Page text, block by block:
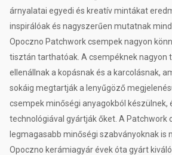
árnyalatai egyedi és kreatív mintákat
inspirálóak és nagyszerűen mutatnak
Opoczno Patchwork csempek nagyon
tisztán tarthatóak. A csempéknek nagyon
ellenállnak a kopásnak és a karcolásnak,
sokáig megtartják a lenyűgöző
csempek minőségi anyagokból készülnek,
technológiával gyártják őket. A Patchwork
legmagasabb minőségi szabványoknak is
Opoczno kerámiagyár évek óta gyárt